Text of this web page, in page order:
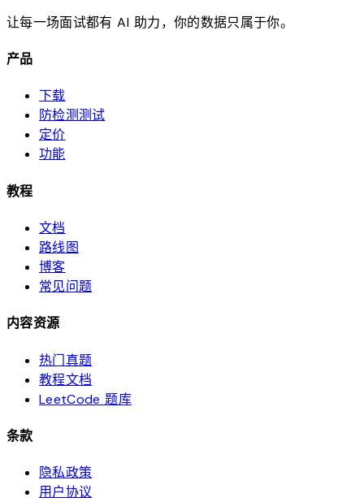
让每一场面试都有 AI 助力，你的数据只属于你。
产品
下载
防检测测试
定价
功能
教程
文档
路线图
博客
常见问题
内容资源
热门真题
教程文档
LeetCode 题库
条款
隐私政策
用户协议